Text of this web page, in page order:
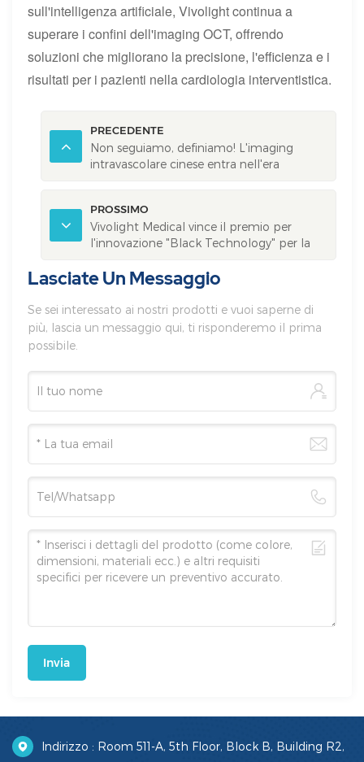
sull'intelligenza artificiale, Vivolight continua a
superare i confini dell'imaging OCT, offrendo
soluzioni che migliorano la precisione, l'efficienza e i
risultati per i pazienti nella cardiologia interventistica.
PRECEDENTE
Non seguiamo, definiamo! L'imaging
intravascolare cinese entra nell'era
PROSSIMO
Vivolight Medical vince il premio per
l'innovazione "Black Technology" per la
Lasciate Un Messaggio
Se sei interessato ai nostri prodotti e vuoi saperne di
più, lascia un messaggio qui, ti risponderemo il prima
possibile.
Invia
Indirizzo : Room 511-A, 5th Floor, Block B, Building R2,